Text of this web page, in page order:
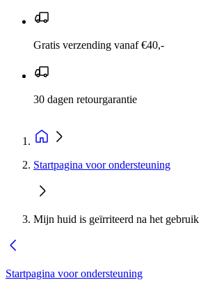
Gratis verzending vanaf €40,-
30 dagen retourgarantie
Startpagina voor ondersteuning
Mijn huid is geïrriteerd na het
Startpagina voor ondersteuning